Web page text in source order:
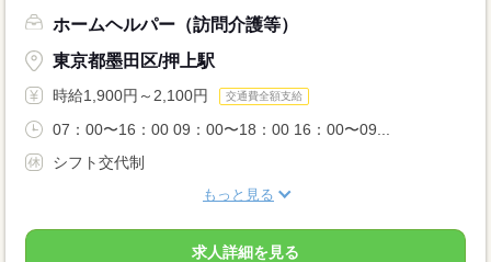
ホームヘルパー（訪問介護等）
東京都墨田区/押上駅
時給1,900円～2,100円 交通費全額支給
07：00〜16：00 09：00〜18：00 16：00〜09...
シフト交代制
もっと見る
求人詳細を見る